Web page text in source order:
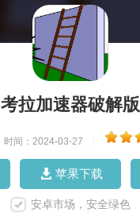
考拉加速器破解版
时间：2024-03-27
苹果下载
安卓市场，安全绿色